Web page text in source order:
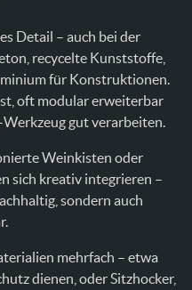
Detail – auch bei der
recycelte Kunststoffe,
für Konstruktionen.
oft modular erweiterbar
gut verarbeiten.
Weinkisten oder
sich kreativ integrieren –
sondern auch
mehrfach – etwa
dienen, oder Sitzhocker,